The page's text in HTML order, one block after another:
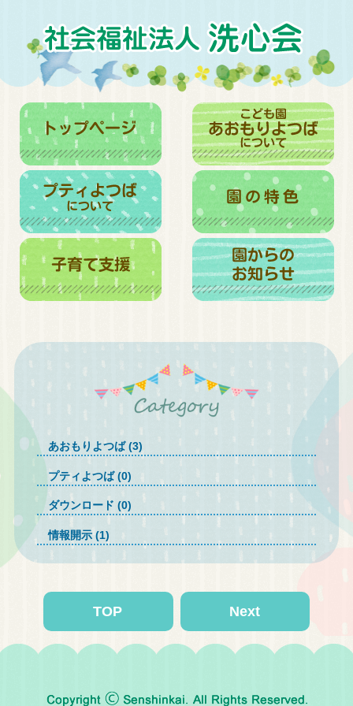
あおもりよつば (3)
プティよつば (0)
ダウンロード (0)
情報開示 (1)
TOP Next